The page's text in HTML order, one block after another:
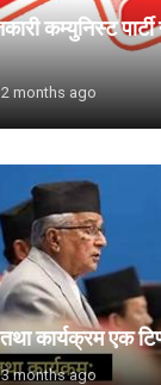
कम्युनिस्ट
2 months ago
कार्यक्रम एक
3 months ago